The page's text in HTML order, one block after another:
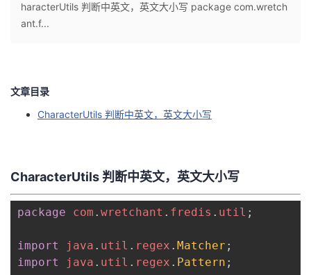
发
者
我
haracterUtils 判断中英文，英文大小写 package com.wretch
ant.f...
文章目录
CharacterUtils 判断中英文，英文大小写
CharacterUtils 判断中英文，英文大小写
package com . wretchant . fredis . util ;
import java . util . regex . Matcher ;
import
java . util . regex . Pattern ;